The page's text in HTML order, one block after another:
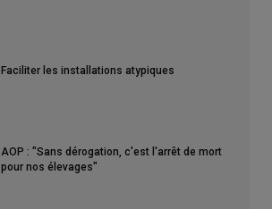
Faciliter les installations atypiques
AOP : "Sans dérogation, c'est l'arrêt de mort
pour nos élevages"